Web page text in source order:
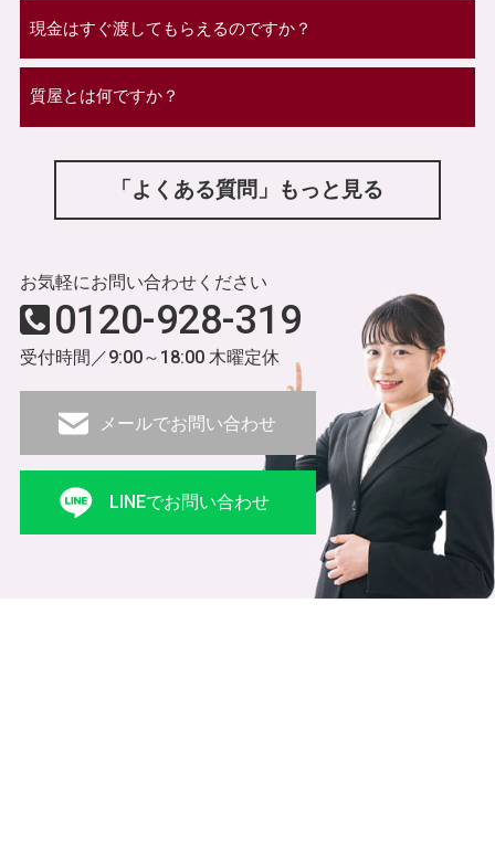
現金はすぐ渡してもらえるのですか？
質屋とは何ですか？
「よくある質問」もっと見る
お気軽にお問い合わせください
0120-928-319
受付時間／9:00～18:00 木曜定休
メールでお問い合わせ
LINEでお問い合わせ